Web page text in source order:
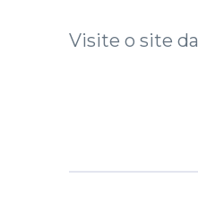
Visite o site